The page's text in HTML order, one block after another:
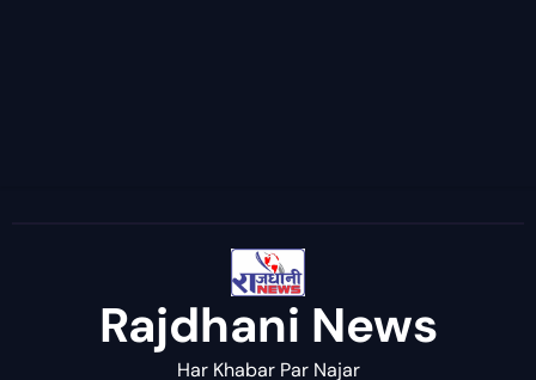
Rajdhani News
Har Khabar Par Najar